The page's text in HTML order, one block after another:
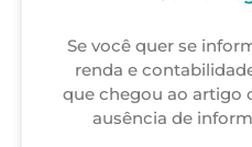
Se você quer se
renda e
que chegou ao artigo
ausência de